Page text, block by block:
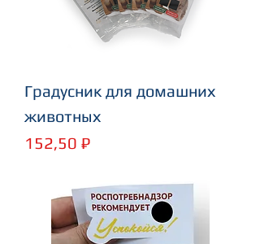
Градусник для домашних
животных
Цена
152,50 ₽